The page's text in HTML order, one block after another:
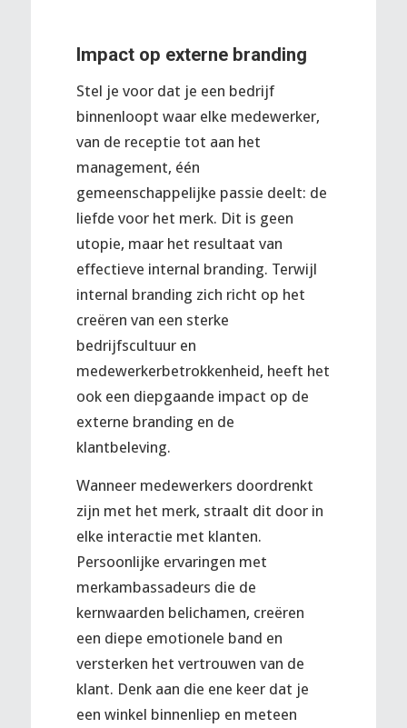
Impact op externe branding
Stel je voor dat je een bedrijf
binnenloopt waar elke medewerker,
van de receptie tot aan het
management, één
gemeenschappelijke passie deelt: de
liefde voor het merk. Dit is geen
utopie, maar het resultaat van
effectieve internal branding. Terwijl
internal branding zich richt op het
creëren van een sterke
bedrijfscultuur en
medewerkerbetrokkenheid, heeft het
ook een diepgaande impact op de
externe branding en de
klantbeleving.
Wanneer medewerkers doordrenkt
zijn met het merk, straalt dit door in
elke interactie met klanten.
Persoonlijke ervaringen met
merkambassadeurs die de
kernwaarden belichamen, creëren
een diepe emotionele band en
versterken het vertrouwen van de
klant. Denk aan die ene keer dat je
een winkel binnenliep en meteen